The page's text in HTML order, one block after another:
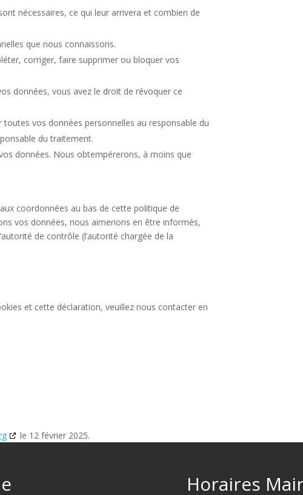
nécessaires, ce qui leur arrivera et combien de
que nous connaissons.
corriger, faire supprimer ou bloquer vos
données, vous avez le droit de révoquer ce
vos données personnelles au responsable du
du traitement.
données. Nous obtempérerons, à moins que
coordonnées au bas de cette politique de
vos données, nous aimerions en être informés,
de contrôle (l’autorité chargée de la
et cette déclaration, veuillez nous contacter en
le 12 février 2025.
Horaires